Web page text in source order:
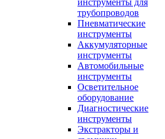
инструменты для
трубопроводов
Пневматические
инструменты
Аккумуляторные
инструменты
Автомобильные
инструменты
Осветительное
оборудование
Диагностические
инструменты
Экстракторы и